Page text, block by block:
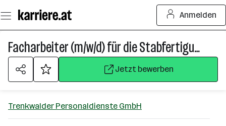
Seiteninhalt
springen
Anmelden
Facharbeiter (m/w/d) für die Stabfertigung
Jetzt bewerben
Trenkwalder Personaldienste GmbH